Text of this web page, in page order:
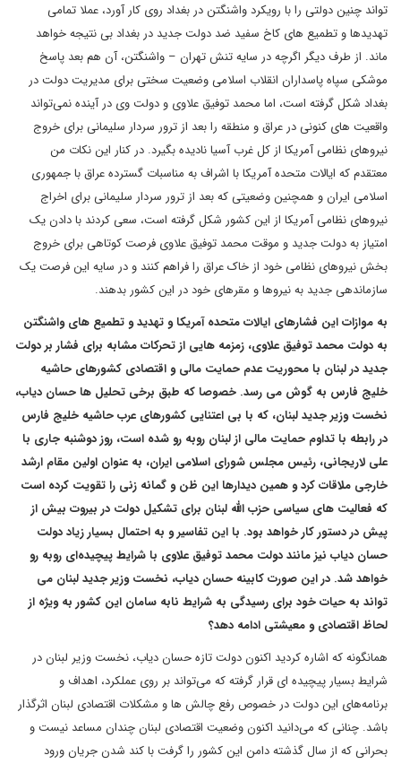
تواند چنین دولتی را با رویکرد واشنگتن در بغداد روی کار آورد، عملا تمامی
تهدیدها و تطمیع های کاخ سفید ضد دولت جدید در بغداد بی نتیجه خواهد
ماند. از طرف دیگر اگرچه در سایه تنش تهران – واشنگتن، آن هم بعد پاسخ
موشکی سپاه پاسداران انقلاب اسلامی وضعیت سختی برای مدیریت دولت در
بغداد شکل گرفته است، اما محمد توفیق علاوی و دولت وی در آینده نمی‌تواند
واقعیت های کنونی در عراق و منطقه را بعد از ترور سردار سلیمانی برای خروج
نیروهای نظامی آمریکا از کل غرب آسیا نادیده بگیرد. در کنار این نکات من
معتقدم که ایالات متحده آمریکا با اشراف به مناسبات گسترده عراق با جمهوری
اسلامی ایران و همچنین وضعیتی که بعد از ترور سردار سلیمانی برای اخراج
نیروهای نظامی آمریکا از این کشور شکل گرفته است، سعی کردند با دادن یک
امتیاز به دولت جدید و موقت محمد توفیق علاوی فرصت کوتاهی برای خروج
بخش نیروهای نظامی خود از خاک عراق را فراهم کنند و در سایه این فرصت یک
سازماندهی جدید به نیروها و مقرهای خود در این کشور بدهند.
به موازات این فشارهای ایالات متحده آمریکا و تهدید و تطمیع های واشنگتن
به دولت محمد توفیق علاوی، زمزمه هایی از تحرکات مشابه برای فشار بر دولت
جدید در لبنان با محوریت عدم حمایت مالی و اقتصادی کشورهای حاشیه
خلیج فارس به گوش می رسد. خصوصا که طبق برخی تحلیل ها حسان دیاب،
نخست وزیر جدید لبنان، که با بی اعتنایی کشورهای عرب حاشیه خلیج فارس
در رابطه با تداوم حمایت مالی از لبنان روبه رو شده است، روز دوشنبه جاری با
علی لاریجانی، رئیس مجلس شورای اسلامی ایران، به عنوان اولین مقام ارشد
خارجی ملاقات کرد و همین دیدارها این ظن و گمانه زنی را تقویت کرده است
که فعالیت های سیاسی حزب الله لبنان برای تشکیل دولت در بیروت بیش از
پیش در دستور کار خواهد بود. با این تفاسیر و به احتمال بسیار زیاد دولت
حسان دیاب نیز مانند دولت محمد توفیق علاوی با شرایط پیچیده‌ای روبه رو
خواهد شد. در این صورت کابینه حسان دیاب، نخست وزیر جدید لبنان می
تواند به حیات خود برای رسیدگی به شرایط نابه سامان این کشور به ویژه از
لحاظ اقتصادی و معیشتی ادامه دهد؟
همانگونه که اشاره کردید اکنون دولت تازه حسان دیاب، نخست وزیر لبنان در
شرایط بسیار پیچیده ای قرار گرفته که می‌تواند بر روی عملکرد، اهداف و
برنامه‌های این دولت در خصوص رفع چالش ها و مشکلات اقتصادی لبنان اثرگذار
باشد. چنانی که می‌دانید اکنون وضعیت اقتصادی لبنان چندان مساعد نیست و
بحرانی که از سال گذشته دامن این کشور را گرفت با کند شدن جریان ورود